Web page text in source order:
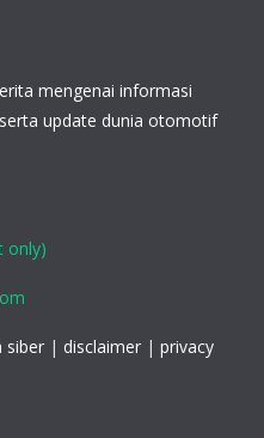
mengenai informasi
update dunia otomotif
only)
siber | disclaimer | privacy